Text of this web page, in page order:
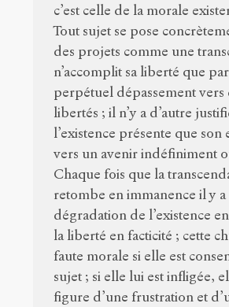
c’est celle de la morale
Tout sujet se pose
des projets comme une
n’accomplit sa liberté que
perpétuel dépassement vers
libertés ; il n’y a d’autre
l’existence présente que son
vers un avenir indéfiniment
Chaque fois que la
retombe en immanence il y a
dégradation de l’existence
la liberté en facticité ; cette
faute morale si elle est
sujet ; si elle lui est infligée,
figure d’une frustration et